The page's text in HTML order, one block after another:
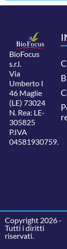
BioFocus
s.r.l.
Via
Umberto I
46 Maglie
(LE) 73024
N. Rea: LE-
305825
P.IVA
04581930759.
Copyright 2026 -
Tutti i diritti
riservati.